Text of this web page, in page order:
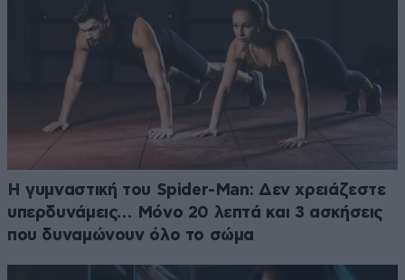
Η γυμναστική του Spider-Man: Δεν χρειάζεστε
υπερδυνάμεις… Μόνο 20 λεπτά και 3 ασκήσεις
που δυναμώνουν όλο το σώμα